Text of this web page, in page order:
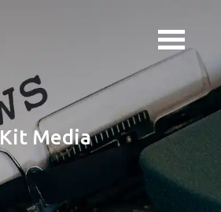
Kit Media